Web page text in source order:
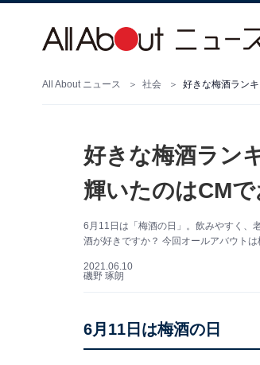
All About ニュース 社会 好きな梅酒ラン
好きな梅酒ラン
輝いたのはCM
6月11日は「梅酒の日」。飲みやすく、
酒が好きですか？ 今回オールアバウト
2021.06.10
磯野 琢朗
6月11日は梅酒の日